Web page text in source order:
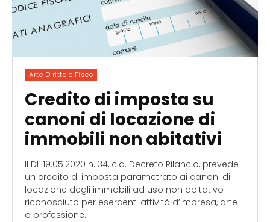
Arte Diritto e Fisco
Credito di imposta su
canoni di locazione di
immobili non abitativi
Il DL 19.05.2020 n. 34, c.d. Decreto Rilancio, prevede
un credito di imposta parametrato ai canoni di
locazione degli immobili ad uso non abitativo
riconosciuto per esercenti attività d’impresa, arte
o professione.